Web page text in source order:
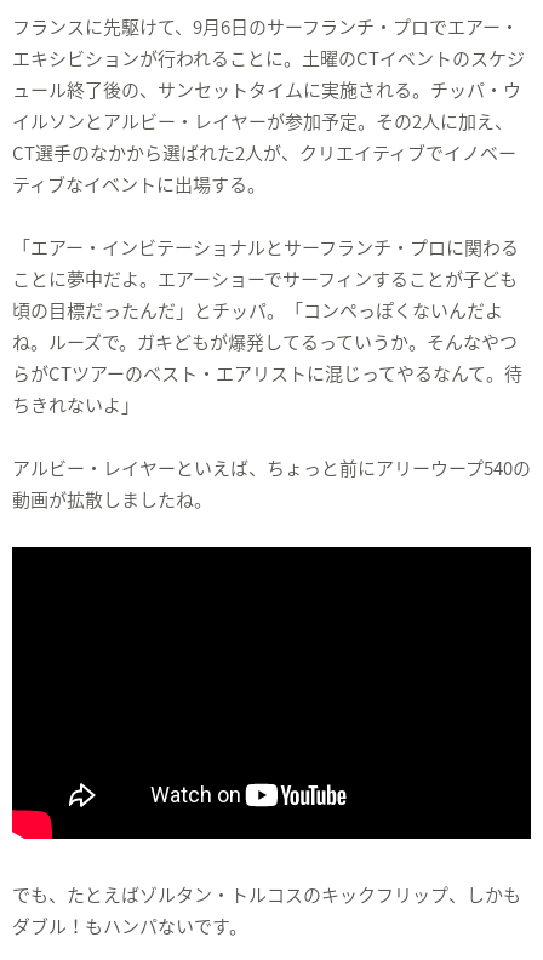
フランスに先駆けて、9月6日のサーフランチ・プロでエアー・
エキシビションが行われることに。土曜のCTイベントのスケジ
ュール終了後の、サンセットタイムに実施される。チッパ・ウ
イルソンとアルビー・レイヤーが参加予定。その2人に加え、
CT選手のなかから選ばれた2人が、クリエイティブでイノベー
ティブなイベントに出場する。
「エアー・インビテーショナルとサーフランチ・プロに関わる
ことに夢中だよ。エアーショーでサーフィンすることが子ども
頃の目標だったんだ」とチッパ。「コンペっぽくないんだよ
ね。ルーズで。ガキどもが爆発してるっていうか。そんなやつ
らがCTツアーのベスト・エアリストに混じってやるなんて。待
ちきれないよ」
アルビー・レイヤーといえば、ちょっと前にアリーウープ540の
動画が拡散しましたね。
でも、たとえばゾルタン・トルコスのキックフリップ、しかも
ダブル！もハンパないです。